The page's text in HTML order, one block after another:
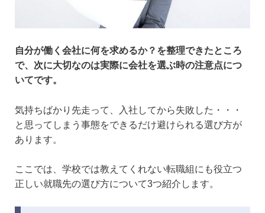
自分が働く会社に何を求めるか？を整理できたところ
で、次に大切なのは実際に会社を選ぶ時の注意点につ
いてです。
気持ちばかり先走って、入社してから失敗した・・・
と思ってしまう事態をできるだけ避けられる選び方が
あります。
ここでは、学校では教えてくれない転職組にも役立つ
正しい就職先の選び方について3つ紹介します。